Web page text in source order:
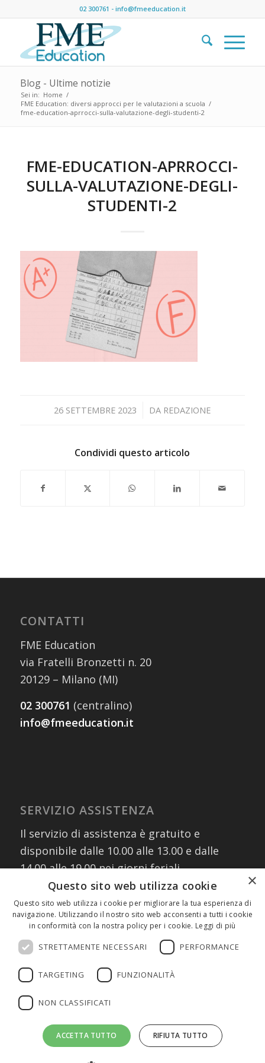
02 300761 - info@fmeeducation.it
Blog - Ultime notizie
Sei in: Home /
FME Education: diversi approcci per le valutazioni a scuola /
fme-education-aprrocci-sulla-valutazione-degli-studenti-2
FME-EDUCATION-APRROCCI-
SULLA-VALUTAZIONE-DEGLI-
STUDENTI-2
26 SETTEMBRE 2023
/ DA REDAZIONE
Condividi questo articolo
CONTATTI
FME Education
via Fratelli Bronzetti n. 20
20129 – Milano (MI)
02 300761 (centralino)
info@fmeeducation.it
SERVIZIO ASSISTENZA
Il servizio di assistenza è gratuito e
disponibile dalle 10.00 alle 13.00 e dalle
14.00 alle 19.00 nei giorni feriali
contattando i numeri:
02 30076303
327 8882745(assistenza WhatsApp)
oppure scrivendo a:
info@fmeeducation.it
©2026 FME Education S.p.A. - Tutti i diritti riservati | P.IVA 08233380966
| Cap.Soc. € 1.000.000 I.V. | REA MI 2011580 |
Cookie
×
Questo sito web utilizza cookie
Questo sito web utilizza i cookie per migliorare la tua esperienza di
navigazione. Utilizzando il nostro sito web acconsenti a tutti i cookie
in conformità con la nostra policy per i cookie. Leggi di più
STRETTAMENTE NECESSARI PERFORMANCE
TARGETING FUNZIONALITÀ
NON CLASSIFICATI
ACCETTA TUTTO RIFIUTA TUTTO